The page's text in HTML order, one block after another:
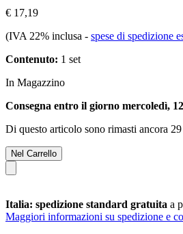
€ 17,19
(IVA 22% inclusa - spese di spedizione
Contenuto: 1 set
In Magazzino
Consegna entro il giorno mercoledì,
Di questo articolo sono rimasti ancora
Nel Carrello
Italia: spedizione standard gratuita a
Maggiori informazioni su spedizione e